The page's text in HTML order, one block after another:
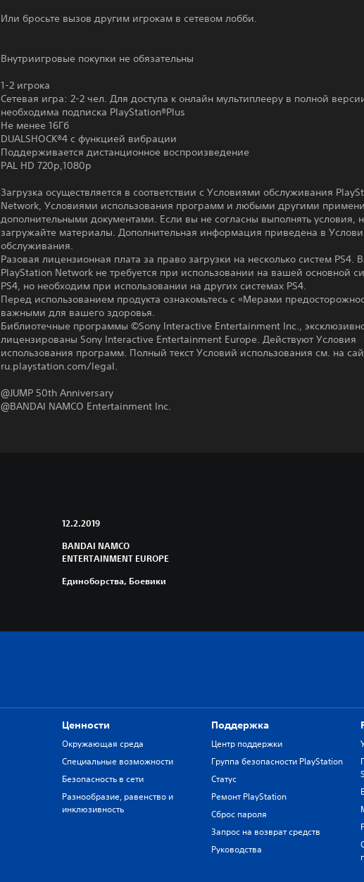
Или бросьте вызов другим игрокам в сетевом лобби.
Внутриигровые покупки не обязательны
1-2 игрока
Сетевая игра: 2-2 чел. Для доступа к онлайн мультиплееру в полной
необходима подписка PlayStation®Plus
Не менее 16Гб
DUALSHOCK®4 с функцией вибрации
Поддерживается дистанционное воспроизведение
PAL HD 720p,1080p
Загрузка осуществляется в соответствии с Условиями обслуживания
Network, Условиями использования программ и любыми другими
дополнительными документами. Если вы не согласны выполнять условия,
загружайте материалы. Дополнительная информация приведена в
обслуживания.
Разовая лицензионная плата за право загрузки на несколько систем PS4.
PlayStation Network не требуется при использовании на вашей основной
PS4, но необходим при использовании на других системах PS4.
Перед использованием продукта ознакомьтесь с «Мерами
важными для вашего здоровья.
Библиотечные программы ©Sony Interactive Entertainment Inc.,
лицензированы Sony Interactive Entertainment Europe. Действуют Условия
использования программ. Полный текст Условий использования см. на
ru.playstation.com/legal.
@JUMP 50th Anniversary
@BANDAI NAMCO Entertainment Inc.
12.2.2019
BANDAI NAMCO
ENTERTAINMENT EUROPE
Единоборства, Боевики
Ценности
Окружающая среда
Специальные возможности
Безопасность в сети
Разнообразие, равенство и
инклюзивность
Поддержка
Центр поддержки
Группа безопасности PlayStation
Статус
Ремонт PlayStation
Сброс пароля
Запрос на возврат средств
Руководства